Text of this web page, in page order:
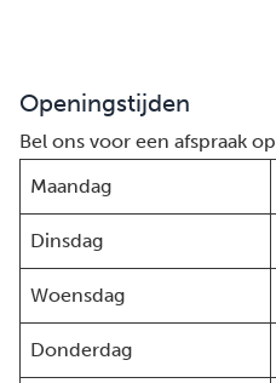
Openingstijden
Bel ons voor een afspraak
Maandag
Dinsdag
Woensdag
Donderdag